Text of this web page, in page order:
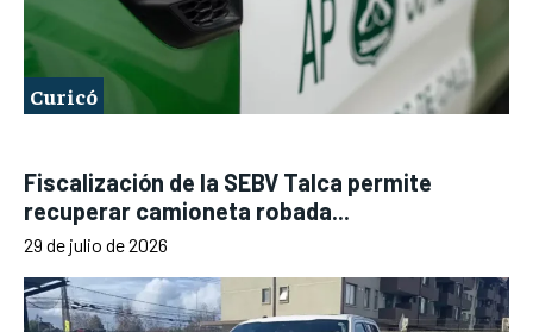
Curicó
Fiscalización de la SEBV Talca permite
recuperar camioneta robada...
29 de julio de 2026